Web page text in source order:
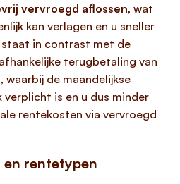
vervroegd aflossen, wat
kan verlagen en u sneller
in contrast met de
terugbetaling van
de maandelijkse
is en u dus minder
rentekosten via vervroegd
en rentetypen